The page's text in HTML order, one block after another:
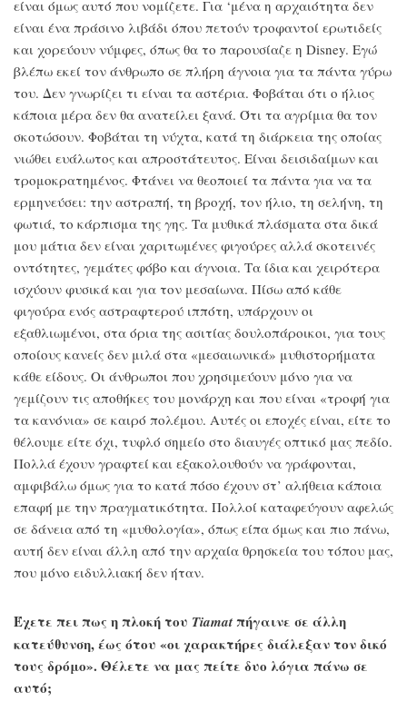
είναι όμως αυτό που νομίζετε. Για ‘μένα η αρχαιότητα δεν
είναι ένα πράσινο λιβάδι όπου πετούν τροφαντοί ερωτιδείς
και χορεύουν νύμφες, όπως θα το παρουσίαζε η Disney. Εγώ
βλέπω εκεί τον άνθρωπο σε πλήρη άγνοια για τα πάντα γύρω
του. Δεν γνωρίζει τι είναι τα αστέρια. Φοβάται ότι ο ήλιος
κάποια μέρα δεν θα ανατείλει ξανά. Ότι τα αγρίμια θα τον
σκοτώσουν. Φοβάται τη νύχτα, κατά τη διάρκεια της οποίας
νιώθει ευάλωτος και απροστάτευτος. Είναι δεισιδαίμων και
τρομοκρατημένος. Φτάνει να θεοποιεί τα πάντα για να τα
ερμηνεύσει: την αστραπή, τη βροχή, τον ήλιο, τη σελήνη, τη
φωτιά, το κάρπισμα της γης. Τα μυθικά πλάσματα στα δικά
μου μάτια δεν είναι χαριτωμένες φιγούρες αλλά σκοτεινές
οντότητες, γεμάτες φόβο και άγνοια. Τα ίδια και χειρότερα
ισχύουν φυσικά και για τον μεσαίωνα. Πίσω από κάθε
φιγούρα ενός αστραφτερού ιππότη, υπάρχουν οι
εξαθλιωμένοι, στα όρια της ασιτίας δουλοπάροικοι, για τους
οποίους κανείς δεν μιλά στα «μεσαιωνικά» μυθιστορήματα
κάθε είδους. Οι άνθρωποι που χρησιμεύουν μόνο για να
γεμίζουν τις αποθήκες του μονάρχη και που είναι «τροφή για
τα κανόνια» σε καιρό πολέμου. Αυτές οι εποχές είναι, είτε το
θέλουμε είτε όχι, τυφλό σημείο στο διαυγές οπτικό μας πεδίο.
Πολλά έχουν γραφτεί και εξακολουθούν να γράφονται,
αμφιβάλω όμως για το κατά πόσο έχουν στ’ αλήθεια κάποια
επαφή με την πραγματικότητα. Πολλοί καταφεύγουν αφελώς
σε δάνεια από τη «μυθολογία», όπως είπα όμως και πιο πάνω,
αυτή δεν είναι άλλη από την αρχαία θρησκεία του τόπου μας,
που μόνο ειδυλλιακή δεν ήταν.
Έχετε πει πως η πλοκή του Tiamatπήγαινε σε άλλη
κατεύθυνση, έως ότου «οι χαρακτήρες διάλεξαν τον δικό
τους δρόμο». Θέλετε να μας πείτε δυο λόγια πάνω σε
αυτό;